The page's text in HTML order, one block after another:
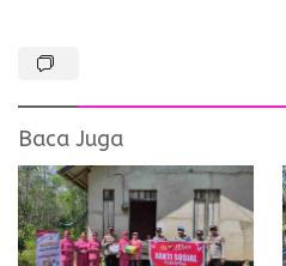
Baca Juga